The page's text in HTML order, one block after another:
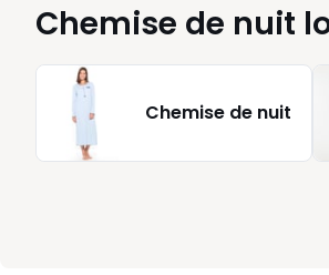
Chemise de nuit
Chemise de nuit